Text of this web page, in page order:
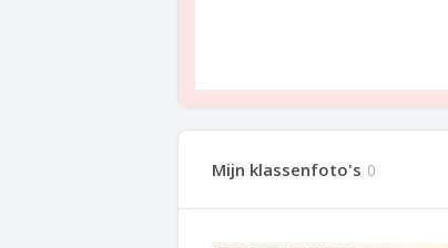
Mijn klassenfoto's 0